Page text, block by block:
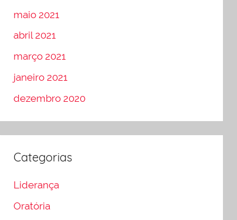
maio 2021
abril 2021
março 2021
janeiro 2021
dezembro 2020
Categorias
Liderança
Oratória